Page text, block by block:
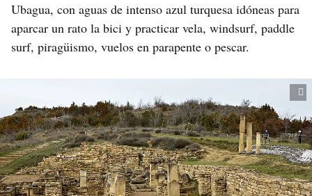
Ubagua, con aguas de intenso azul turquesa idóneas para
aparcar un rato la bici y practicar vela, windsurf, paddle
surf, piragüismo, vuelos en parapente o pescar.